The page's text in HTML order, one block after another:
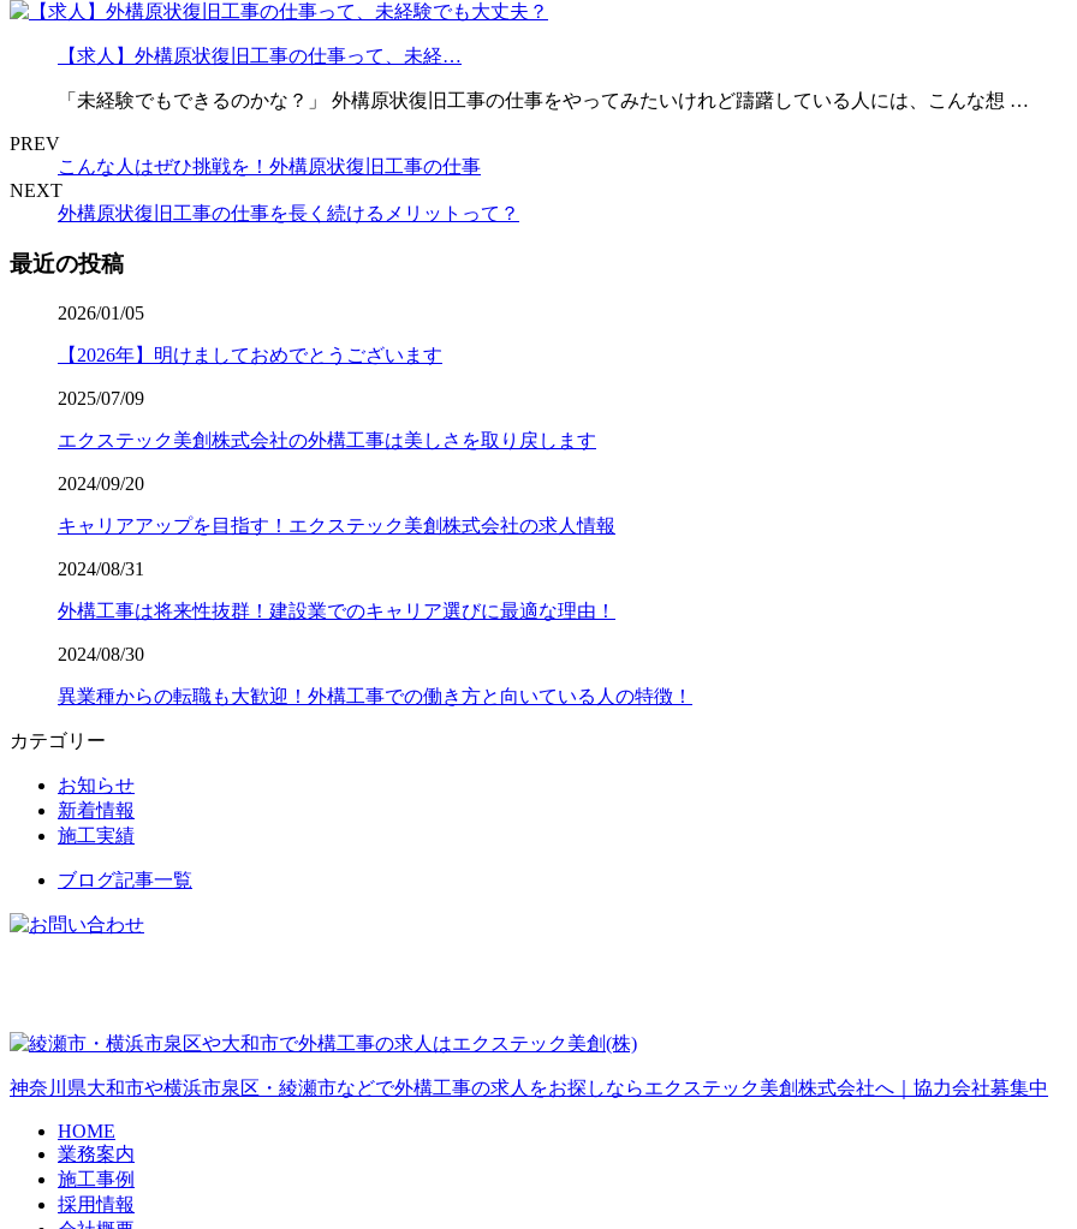
【求人】外構原状復旧工事の仕事って、未経…
「未経験でもできるのかな？」 外構原状復旧工事の仕事をやってみたいけれど躊躇している人には、こんな想 …
PREV
こんな人はぜひ挑戦を！外構原状復旧工事の仕事
NEXT
外構原状復旧工事の仕事を長く続けるメリットって？
最近の投稿
2026/01/05
【2026年】明けましておめでとうございます
2025/07/09
エクステック美創株式会社の外構工事は美しさを取り戻します
2024/09/20
キャリアアップを目指す！エクステック美創株式会社の求人情報
2024/08/31
外構工事は将来性抜群！建設業でのキャリア選びに最適な理由！
2024/08/30
異業種からの転職も大歓迎！外構工事での働き方と向いている人の特徴！
カテゴリー
お知らせ
新着情報
施工実績
ブログ記事一覧
神奈川県大和市や横浜市泉区・綾瀬市などで外構工事の求人をお探しならエクステック美創株式会社へ｜協力会社募集中
HOME
業務案内
施工事例
採用情報